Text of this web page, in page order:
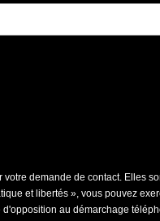
demande de contact. Elles
et libertés », vous pouvez
au démarchage